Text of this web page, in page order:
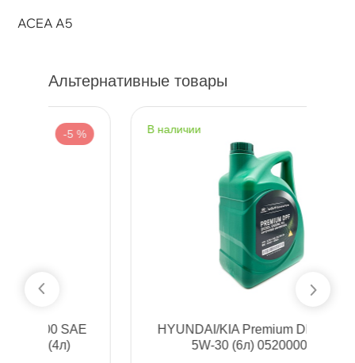
ACEA A5
Альтернативные товары
наличии
HYUNDAI/KIA Premium DPF Diesel
5W-30 (6л) 0520000620